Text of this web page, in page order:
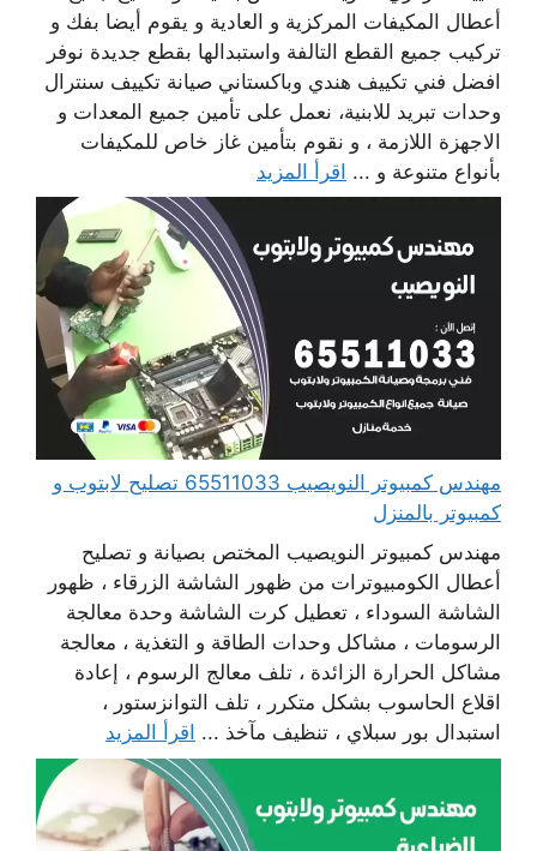
أعطال المكيفات المركزية و العادية و يقوم أيضا بفك و
تركيب جميع القطع التالفة واستبدالها بقطع جديدة نوفر
افضل فني تكييف هندي وباكستاني صيانة تكييف سنترال
وحدات تبريد للابنية، نعمل على تأمين جميع المعدات و
الاجهزة اللازمة ، و نقوم بتأمين غاز خاص للمكيفات
بأنواع متنوعة و ... اقرأ المزيد
مهندس كمبيوتر النويصيب 65511033 تصليح لابتوب و
كمبيوتر بالمنزل
مهندس كمبيوتر النويصيب المختص بصيانة و تصليح
أعطال الكومبيوترات من ظهور الشاشة الزرقاء ، ظهور
الشاشة السوداء ، تعطيل كرت الشاشة وحدة معالجة
الرسومات ، مشاكل وحدات الطاقة و التغذية ، معالجة
مشاكل الحرارة الزائدة ، تلف معالج الرسوم ، إعادة
اقلاع الحاسوب بشكل متكرر ، تلف التوانزستور ،
استبدال بور سبلاي ، تنظيف مآخذ ... اقرأ المزيد